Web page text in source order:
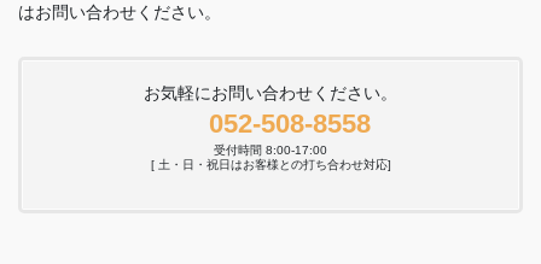
はお問い合わせください。
お気軽にお問い合わせください。
052-508-8558
受付時間 8:00-17:00
[ 土・日・祝日はお客様との打ち合わせ対応]